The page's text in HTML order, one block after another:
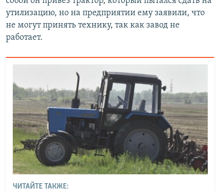
утилизацию, но на предприятии ему заявили, что
не могут принять технику, так как завод не
работает.
ЧИТАЙТЕ ТАКЖЕ: